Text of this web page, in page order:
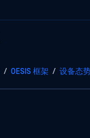
/ OESIS 框架 / 设备态